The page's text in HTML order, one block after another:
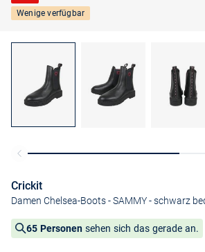
Wenige verfügbar
Crickit
Damen Chelsea-Boots - SAMMY- schwarz
65 Personen sehen sich das gerade an.